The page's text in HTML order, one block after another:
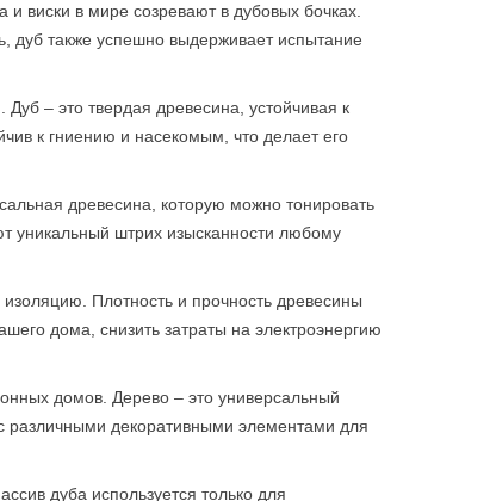
виски в мире созревают в дубовых бочках.
дуб также успешно выдерживает испытание
– это твердая древесина, устойчивая к
к гниению и насекомым, что делает его
древесина, которую можно тонировать
уникальный штрих изысканности любому
Плотность и прочность древесины
дома, снизить затраты на электроэнергию
домов. Дерево – это универсальный
различными декоративными элементами для
дуба используется только для